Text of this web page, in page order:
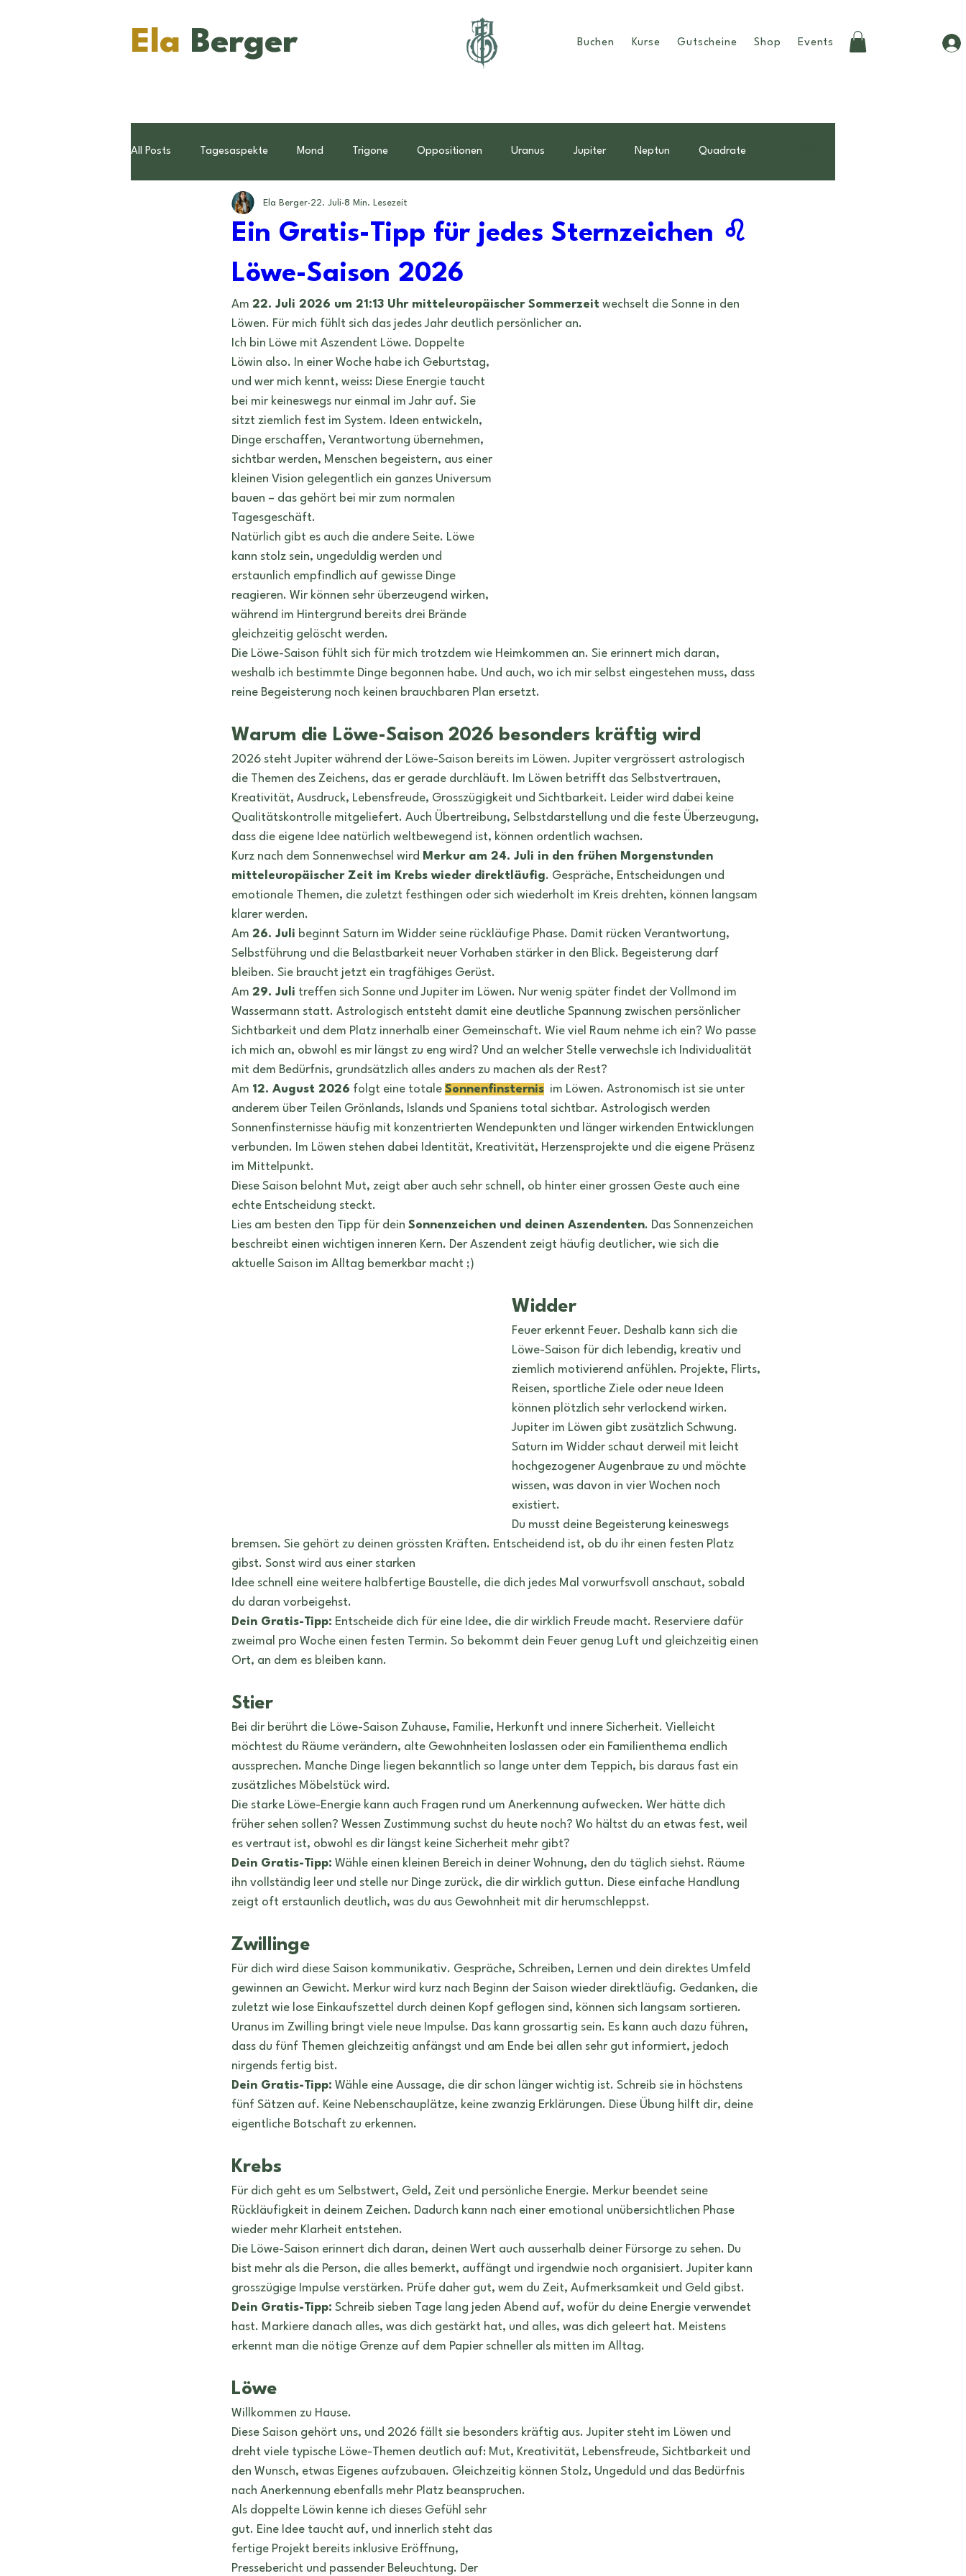
Ela Berger Buchen Kurse Gutscheine Shop Events
All Posts Tagesaspekte Mond Trigone Oppositionen Uranus Jupiter Neptun Quadrate
Pluto Widder Muttertag
Ratschläge Monatsübersicht sonne
geburtshoroskop Tätowieren Tattoo Symbole Heilung Rituale
Ein Gratis-Tipp für jedes Sternzeichen ♌
Löwe-Saison 2026
Ela Berger 22. Juli 8 Min. Lesezeit
Am 22. Juli 2026 um 21:13 Uhr mitteleuropäischer Sommerzeit wechselt die Sonne in den
Löwen. Für mich fühlt sich das jedes Jahr deutlich persönlicher an.
Ich bin Löwe mit Aszendent Löwe. Doppelte
Löwin also. In einer Woche habe ich Geburtstag,
und wer mich kennt, weiss: Diese Energie taucht
bei mir keineswegs nur einmal im Jahr auf. Sie
sitzt ziemlich fest im System. Ideen entwickeln,
Dinge erschaffen, Verantwortung übernehmen,
sichtbar werden, Menschen begeistern, aus einer
kleinen Vision gelegentlich ein ganzes Universum
bauen – das gehört bei mir zum normalen
Tagesgeschäft.
Natürlich gibt es auch die andere Seite. Löwe
kann stolz sein, ungeduldig werden und
erstaunlich empfindlich auf gewisse Dinge
reagieren. Wir können sehr überzeugend wirken,
während im Hintergrund bereits drei Brände
gleichzeitig gelöscht werden.
Die Löwe-Saison fühlt sich für mich trotzdem wie Heimkommen an. Sie erinnert mich daran,
weshalb ich bestimmte Dinge begonnen habe. Und auch, wo ich mir selbst eingestehen muss, dass
reine Begeisterung noch keinen brauchbaren Plan ersetzt.
Warum die Löwe-Saison 2026 besonders kräftig wird
2026 steht Jupiter während der Löwe-Saison bereits im Löwen. Jupiter vergrössert astrologisch
die Themen des Zeichens, das er gerade durchläuft. Im Löwen betrifft das Selbstvertrauen,
Kreativität, Ausdruck, Lebensfreude, Grosszügigkeit und Sichtbarkeit. Leider wird dabei keine
Qualitätskontrolle mitgeliefert. Auch Übertreibung, Selbstdarstellung und die feste Überzeugung,
dass die eigene Idee natürlich weltbewegend ist, können ordentlich wachsen.
Kurz nach dem Sonnenwechsel wird Merkur am 24. Juli in den frühen Morgenstunden
mitteleuropäischer Zeit im Krebs wieder direktläufig. Gespräche, Entscheidungen und
emotionale Themen, die zuletzt festhingen oder sich wiederholt im Kreis drehten, können langsam
klarer werden.
Am 26. Juli beginnt Saturn im Widder seine rückläufige Phase. Damit rücken Verantwortung,
Selbstführung und die Belastbarkeit neuer Vorhaben stärker in den Blick. Begeisterung darf
bleiben. Sie braucht jetzt ein tragfähiges Gerüst.
Am 29. Juli treffen sich Sonne und Jupiter im Löwen. Nur wenig später findet der Vollmond im
Wassermann statt. Astrologisch entsteht damit eine deutliche Spannung zwischen persönlicher
Sichtbarkeit und dem Platz innerhalb einer Gemeinschaft. Wie viel Raum nehme ich ein? Wo passe
ich mich an, obwohl es mir längst zu eng wird? Und an welcher Stelle verwechsle ich Individualität
mit dem Bedürfnis, grundsätzlich alles anders zu machen als der Rest?
Am 12. August 2026 folgt eine totale Sonnenfinsternis im Löwen. Astronomisch ist sie unter
anderem über Teilen Grönlands, Islands und Spaniens total sichtbar. Astrologisch werden
Sonnenfinsternisse häufig mit konzentrierten Wendepunkten und länger wirkenden Entwicklungen
verbunden. Im Löwen stehen dabei Identität, Kreativität, Herzensprojekte und die eigene Präsenz
im Mittelpunkt.
Diese Saison belohnt Mut, zeigt aber auch sehr schnell, ob hinter einer grossen Geste auch eine
echte Entscheidung steckt.
Lies am besten den Tipp für dein Sonnenzeichen und deinen Aszendenten. Das Sonnenzeichen
beschreibt einen wichtigen inneren Kern. Der Aszendent zeigt häufig deutlicher, wie sich die
aktuelle Saison im Alltag bemerkbar macht ;)
Widder
Feuer erkennt Feuer. Deshalb kann sich die
Löwe-Saison für dich lebendig, kreativ und
ziemlich motivierend anfühlen. Projekte, Flirts,
Reisen, sportliche Ziele oder neue Ideen
können plötzlich sehr verlockend wirken.
Jupiter im Löwen gibt zusätzlich Schwung.
Saturn im Widder schaut derweil mit leicht
hochgezogener Augenbraue zu und möchte
wissen, was davon in vier Wochen noch
existiert.
Du musst deine Begeisterung keineswegs
bremsen. Sie gehört zu deinen grössten Kräften. Entscheidend ist, ob du ihr einen festen Platz
gibst. Sonst wird aus einer starken
Idee schnell eine weitere halbfertige Baustelle, die dich jedes Mal vorwurfsvoll anschaut, sobald
du daran vorbeigehst.
Dein Gratis-Tipp: Entscheide dich für eine Idee, die dir wirklich Freude macht. Reserviere dafür
zweimal pro Woche einen festen Termin. So bekommt dein Feuer genug Luft und gleichzeitig einen
Ort, an dem es bleiben kann.
Stier
Bei dir berührt die Löwe-Saison Zuhause, Familie, Herkunft und innere Sicherheit. Vielleicht
möchtest du Räume verändern, alte Gewohnheiten loslassen oder ein Familienthema endlich
aussprechen. Manche Dinge liegen bekanntlich so lange unter dem Teppich, bis daraus fast ein
zusätzliches Möbelstück wird.
Die starke Löwe-Energie kann auch Fragen rund um Anerkennung aufwecken. Wer hätte dich
früher sehen sollen? Wessen Zustimmung suchst du heute noch? Wo hältst du an etwas fest, weil
es vertraut ist, obwohl es dir längst keine Sicherheit mehr gibt?
Dein Gratis-Tipp: Wähle einen kleinen Bereich in deiner Wohnung, den du täglich siehst. Räume
ihn vollständig leer und stelle nur Dinge zurück, die dir wirklich guttun. Diese einfache Handlung
zeigt oft erstaunlich deutlich, was du aus Gewohnheit mit dir herumschleppst.
Zwillinge
Für dich wird diese Saison kommunikativ. Gespräche, Schreiben, Lernen und dein direktes Umfeld
gewinnen an Gewicht. Merkur wird kurz nach Beginn der Saison wieder direktläufig. Gedanken, die
zuletzt wie lose Einkaufszettel durch deinen Kopf geflogen sind, können sich langsam sortieren.
Uranus im Zwilling bringt viele neue Impulse. Das kann grossartig sein. Es kann auch dazu führen,
dass du fünf Themen gleichzeitig anfängst und am Ende bei allen sehr gut informiert, jedoch
nirgends fertig bist.
Dein Gratis-Tipp: Wähle eine Aussage, die dir schon länger wichtig ist. Schreib sie in höchstens
fünf Sätzen auf. Keine Nebenschauplätze, keine zwanzig Erklärungen. Diese Übung hilft dir, deine
eigentliche Botschaft zu erkennen.
Krebs
Für dich geht es um Selbstwert, Geld, Zeit und persönliche Energie. Merkur beendet seine
Rückläufigkeit in deinem Zeichen. Dadurch kann nach einer emotional unübersichtlichen Phase
wieder mehr Klarheit entstehen.
Die Löwe-Saison erinnert dich daran, deinen Wert auch ausserhalb deiner Fürsorge zu sehen. Du
bist mehr als die Person, die alles bemerkt, auffängt und irgendwie noch organisiert. Jupiter kann
grosszügige Impulse verstärken. Prüfe daher gut, wem du Zeit, Aufmerksamkeit und Geld gibst.
Dein Gratis-Tipp: Schreib sieben Tage lang jeden Abend auf, wofür du deine Energie verwendet
hast. Markiere danach alles, was dich gestärkt hat, und alles, was dich geleert hat. Meistens
erkennt man die nötige Grenze auf dem Papier schneller als mitten im Alltag.
Löwe
Willkommen zu Hause.
Diese Saison gehört uns, und 2026 fällt sie besonders kräftig aus. Jupiter steht im Löwen und
dreht viele typische Löwe-Themen deutlich auf: Mut, Kreativität, Lebensfreude, Sichtbarkeit und
den Wunsch, etwas Eigenes aufzubauen. Gleichzeitig können Stolz, Ungeduld und das Bedürfnis
nach Anerkennung ebenfalls mehr Platz beanspruchen.
Als doppelte Löwin kenne ich dieses Gefühl sehr
gut. Eine Idee taucht auf, und innerlich steht das
fertige Projekt bereits inklusive Eröffnung,
Pressebericht und passender Beleuchtung. Der